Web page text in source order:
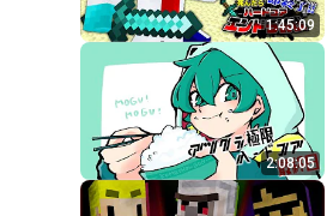
1:45:09
2:08:05